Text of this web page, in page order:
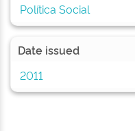
Política Social
Date issued
2011